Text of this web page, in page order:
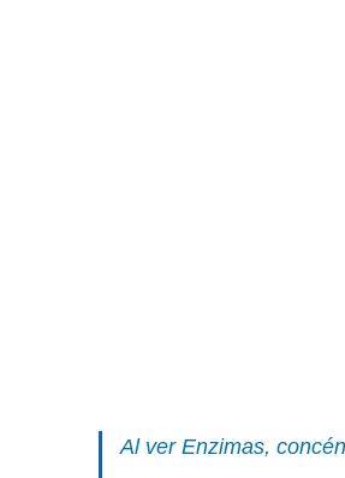
Al ver Enzimas,